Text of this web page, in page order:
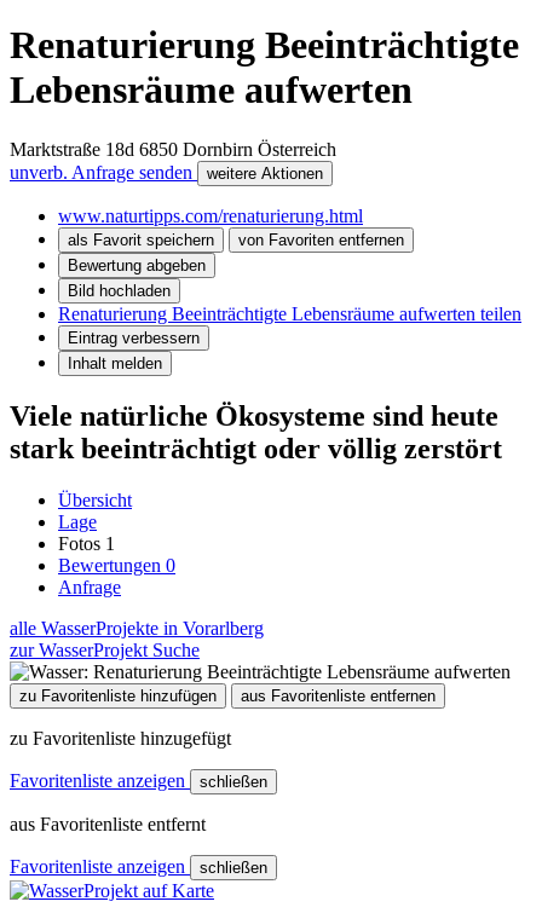
Renaturierung Beeinträchtigte
Lebensräume aufwerten
Marktstraße 18d 6850 Dornbirn Österreich
unverb. Anfrage senden
weitere Aktionen
www.naturtipps.com/renaturierung.html
als Favorit speichern
von Favoriten entfernen
Bewertung abgeben
Bild hochladen
Renaturierung Beeinträchtigte Lebensräume aufwerten teilen
Eintrag verbessern
Inhalt melden
Viele natürliche Ökosysteme sind heute
stark beeinträchtigt oder völlig zerstört
Übersicht
Lage
Fotos 1
Bewertungen 0
Anfrage
alle WasserProjekte in Vorarlberg
zur WasserProjekt Suche
zu Favoritenliste hinzufügen aus Favoritenliste entfernen
zu Favoritenliste hinzugefügt
Favoritenliste anzeigen schließen
aus Favoritenliste entfernt
Favoritenliste anzeigen schließen